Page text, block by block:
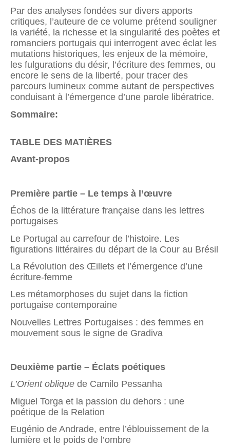
Par des analyses fondées sur divers apports
critiques, l’auteure de ce volume prétend souligner
la variété, la richesse et la singularité des poètes et
roman­ciers portugais qui interrogent avec éclat les
mutations historiques, les enjeux de la mémoire,
les fulgurations du désir, l’écriture des femmes, ou
encore le sens de la liberté, pour tracer des
parcours lumineux comme autant de perspectives
conduisant à l’émergence d’une parole libératrice.
Sommaire:
TABLE DES MATIÈRES
Avant-propos
Première partie – Le temps à l’œuvre
Échos de la littérature française dans les lettres
portugaises
Le Portugal au carrefour de l’histoire. Les
figurations littéraires du départ de la Cour au Brésil
La Révolution des Œillets et l’émergence d’une
écriture-femme
Les métamorphoses du sujet dans la fiction
portugaise contemporaine
Nouvelles Lettres Portugaises : des femmes en
mouvement sous le signe de Gradiva
Deuxième partie – Éclats poétiques
L’Orient oblique de Camilo Pessanha
Miguel Torga et la passion du dehors : une
poétique de la Relation
Eugénio de Andrade, entre l’éblouissement de la
lumière et le poids de l’ombre